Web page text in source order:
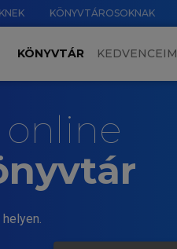
KÖNYVTÁROSOKNAK
KÖNYVTÁR KEDVENCEIM
online